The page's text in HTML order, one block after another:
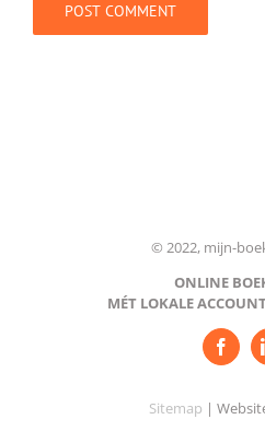
© 2022, mijn-
ONLINE
MÉT LOKALE
Sitemap |